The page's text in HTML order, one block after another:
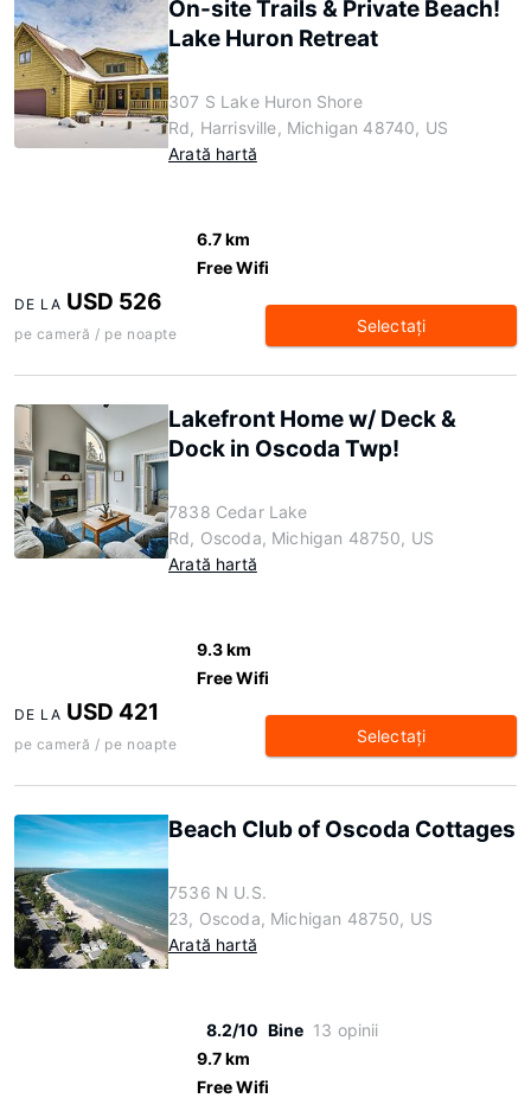
On-site Trails & Private Beach!
Lake Huron Retreat
307 S Lake Huron Shore
Rd, Harrisville, Michigan 48740, US
Arată hartă
6.7 km
Free Wifi
DE LA USD 526
pe cameră / pe noapte Selectaţi
Lakefront Home w/ Deck &
Dock in Oscoda Twp!
7838 Cedar Lake
Rd, Oscoda, Michigan 48750, US
Arată hartă
9.3 km
Free Wifi
DE LA USD 421
pe cameră / pe noapte Selectaţi
Beach Club of Oscoda Cottages
7536 N U.S.
23, Oscoda, Michigan 48750, US
Arată hartă
8.2/10 Bine 13 opinii
9.7 km
Free Wifi